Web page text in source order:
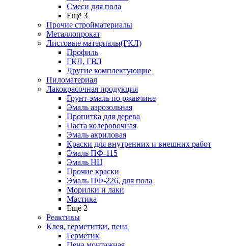
Смеси для пола
Ещё 3
Прочие стройматериалы
Металлопрокат
Листовые материалы(ГКЛ)
Профиль
ГКЛ, ГВЛ
Другие комплектующие
Пиломатериал
Лакокрасочная продукция
Грунт-эмаль по ржавчине
Эмаль аэрозольная
Пропитка для дерева
Паста колеровочная
Эмаль акриловая
Краски для внутренних и внешних работ
Эмаль ПФ-115
Эмаль НЦ
Прочие краски
Эмаль ПФ-226, для пола
Морилки и лаки
Мастика
Ещё 2
Реактивы
Клея, герметитки, пена
Герметик